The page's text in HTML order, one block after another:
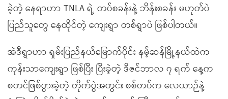
ခဲ့တဲ့ နေရာဟာ TNLA ရဲ့ တပ်စခန်းနဲ့ ဘိန်းစခန်း မဟုတ်ပဲ
ပြည်သူတွေ နေထိုင်တဲ့ ကျေးရွာ တစ်ရွာပဲ ဖြစ်ပါတယ်။
အဲဒီရွာဟာ ရှမ်းပြည်နယ်မြောက်ပိုင်း နမ့်ဆန်မြို့နယ်ထဲက
ကုန်းသာကျေးရွာ ဖြစ်ပြီး ပြီးခဲ့တဲ့ ဒီဇင်ဘာလ ၇ ရက် နေ့က
စတင်ဖြစ်ပွားခဲ့တဲ့ တိုက်ပွဲအတွင်း စစ်တပ်က လေယာဉ်နဲ့